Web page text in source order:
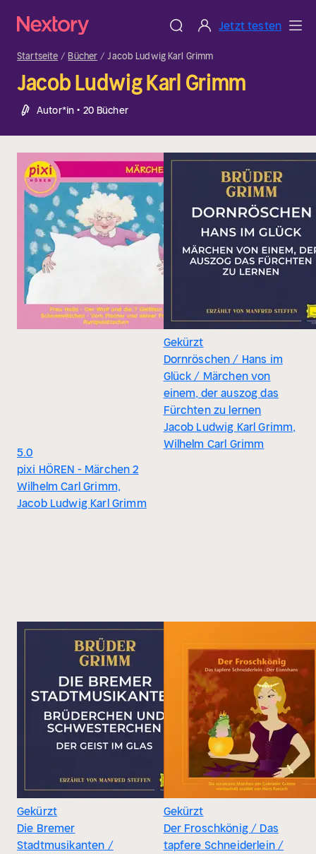
Jetzt testen
Startseite Bücher Jacob Ludwig Karl Grimm
Jacob Ludwig Karl Grimm
Autor*in • 20 Bücher
5.0
pixi HÖREN - Märchen 2
Wilhelm Carl Grimm,
Jacob Ludwig Karl Grimm
Gekürzt
Dornröschen / Hans im
Glück / Märchen von
einem, der auszog das
Fürchten zu lernen
Jacob Ludwig Karl Grimm,
Wilhelm Carl Grimm
Gekürzt
Die Bremer
Stadtmusikanten /
Gekürzt
Der Froschkönig / Das
tapfere Schneiderlein /